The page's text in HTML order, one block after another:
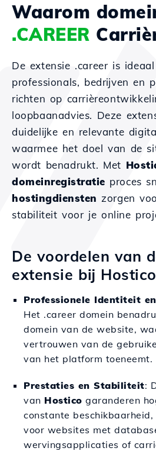
Waarom
.CAREER
De extensie .career is
professionals, bedrijven en
richten op
loopbaanadvies. Deze
duidelijke en relevante
waarmee het doel van de
wordt benadrukt. Met
domeinregistratie proces
hostingdiensten zorgen
stabiliteit voor je online
De voordelen van
extensie bij Hostico
Professionele Identiteit
Het .career domein
domein van de website,
vertrouwen van de
van het platform toeneemt.
Prestaties en Stabiliteit:
van Hostico garanderen
constante
voor websites met
wervingsapplicaties of